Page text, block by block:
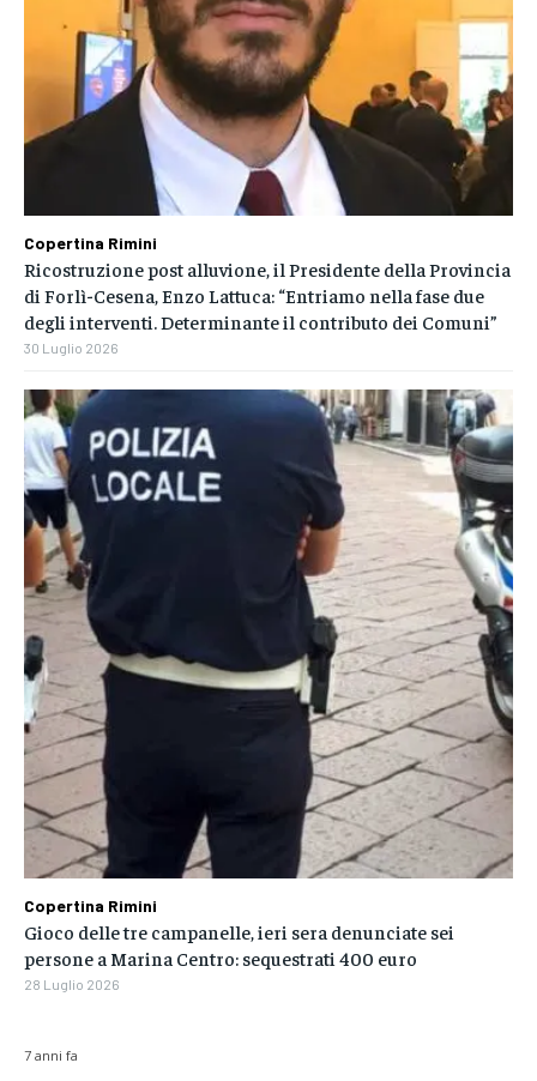
7 anni fa
Copertina Rimini
Ricostruzione post alluvione, il Presidente della Provincia
di Forlì-Cesena, Enzo Lattuca: “Entriamo nella fase due
degli interventi. Determinante il contributo dei Comuni”
30 Luglio 2026
Copertina Rimini
Gioco delle tre campanelle, ieri sera denunciate sei
persone a Marina Centro: sequestrati 400 euro
28 Luglio 2026